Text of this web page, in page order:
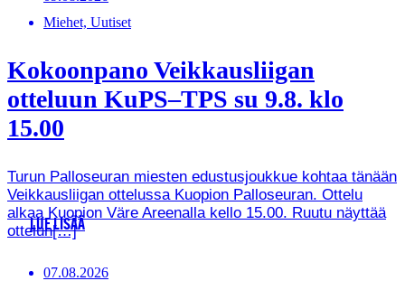
Miehet, Uutiset
Kokoonpano Veikkausliigan
otteluun KuPS–TPS su 9.8. klo
15.00
Turun Palloseuran miesten edustusjoukkue kohtaa tänään
Veikkausliigan ottelussa Kuopion Palloseuran. Ottelu
alkaa Kuopion Väre Areenalla kello 15.00. Ruutu näyttää
ottelun[…]
LUE LISÄÄ
07.08.2026